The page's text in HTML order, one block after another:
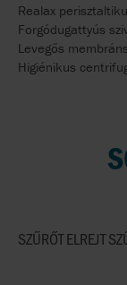
Realax
Forgódugattyús
Levegős
Higiénikus
SZŰRŐT ELREJT